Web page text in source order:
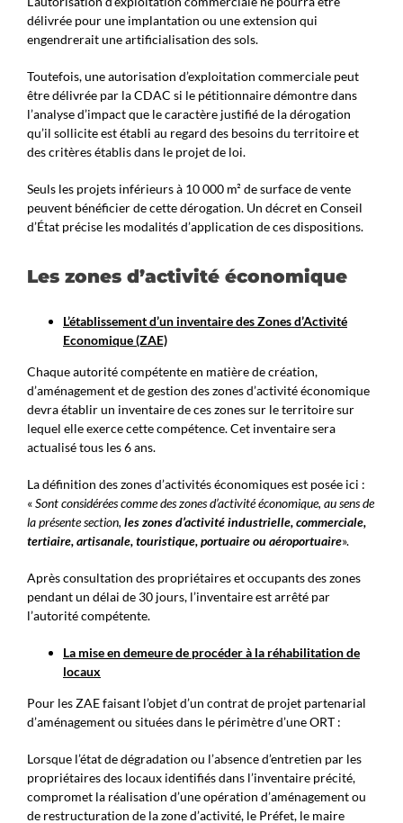
délivrée pour une implantation ou une extension qui
engendrerait une artificialisation des sols.
Toutefois, une autorisation d’exploitation commerciale peut
être délivrée par la CDAC si le pétitionnaire démontre dans
l’analyse d’impact que le caractère justifié de la dérogation
qu’il sollicite est établi au regard des besoins du territoire et
des critères établis dans le projet de loi.
Seuls les projets inférieurs à 10 000 m² de surface de vente
peuvent bénéficier de cette dérogation. Un décret en Conseil
d’État précise les modalités d’application de ces dispositions.
Les zones d’activité économique
L’établissement d’un inventaire des Zones d’Activité
Economique (ZAE)
Chaque autorité compétente en matière de création,
d’aménagement et de gestion des zones d’activité économique
devra établir un inventaire de ces zones sur le territoire sur
lequel elle exerce cette compétence. Cet inventaire sera
actualisé tous les 6 ans.
La définition des zones d’activités économiques est posée ici :
«Sont considérées comme des zones d’activité économique, au sens de
la présente section, les zones d’activité industrielle, commerciale,
tertiaire, artisanale, touristique, portuaire ou aéroportuaire».
Après consultation des propriétaires et occupants des zones
pendant un délai de 30 jours, l’inventaire est arrêté par
l’autorité compétente.
La mise en demeure de procéder à la réhabilitation de
locaux
Pour les ZAE faisant l’objet d’un contrat de projet partenarial
d’aménagement ou situées dans le périmètre d’une ORT :
Lorsque l’état de dégradation ou l’absence d’entretien par les
propriétaires des locaux identifiés dans l’inventaire précité,
compromet la réalisation d’une opération d’aménagement ou
de restructuration de la zone d’activité, le Préfet, le maire